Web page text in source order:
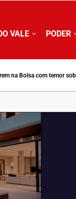
VALE PODER
na Bolsa com temor